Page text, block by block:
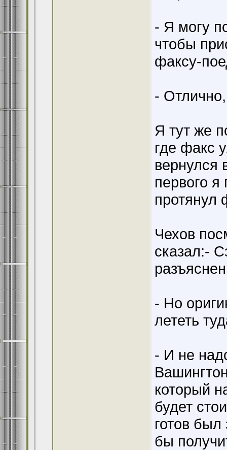
- Я могу
чтобы
факсу-
-
Я тут же
где факс
вернулся
первого
протянул
Чехов
сказал:-
- Но
лететь
- И не
который
будет
готов
бы